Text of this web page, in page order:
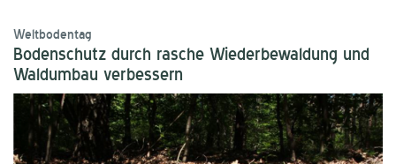
Weltbodentag
Bodenschutz durch rasche Wiederbewaldung und
Waldumbau verbessern